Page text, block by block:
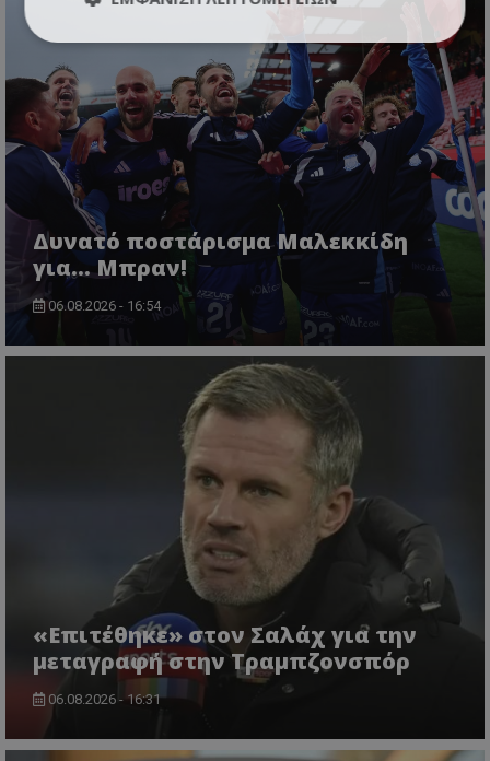
Δυνατό ποστάρισμα Μαλεκκίδη
για... Μπραν!
06.08.2026 - 16:54
«Επιτέθηκε» στον Σαλάχ για την
μεταγραφή στην Τραμπζονσπόρ
06.08.2026 - 16:31